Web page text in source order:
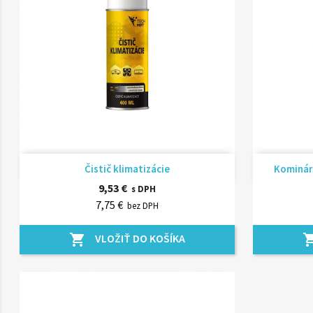
Čistič klimatizácie
9,53 € s DPH
7,75 € bez DPH
shopping_cart VLOŽIŤ DO KOŠÍKA
Rýchly náhľad